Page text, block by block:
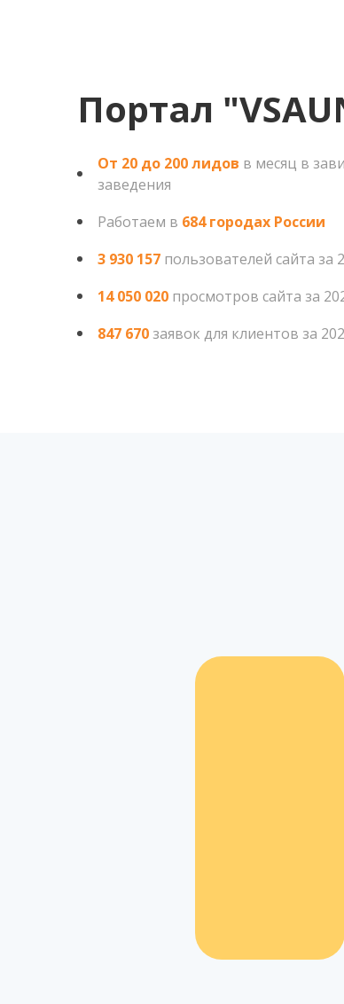
Портал
От 20 до 200 лидов в месяц в
заведения
Работаем в 684 городах России
3 930 157 пользователей сайта за
14 050 020 просмотров сайта за
847 670 заявок для клиентов за